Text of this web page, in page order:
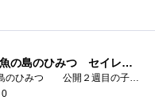
映画ちいかわ・人魚の島のひみつ セイレーンのモデルは犬だった？
映画ちいかわ人魚の島のひみつ 公開２週目の子どもさんの来場が制限されているレイトショーでも満席でしたし新たにボンドロシールの来場�...
0